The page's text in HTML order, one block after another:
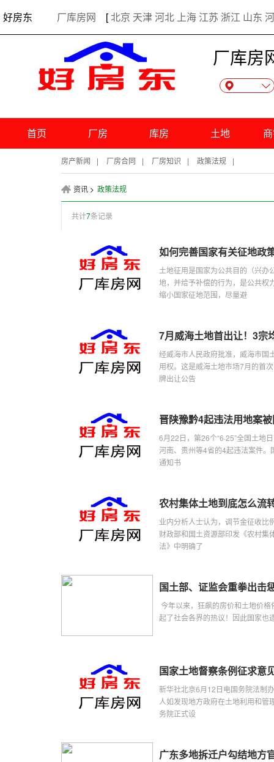
好房东 厂库房网 [北京 天津河北 上海 江苏 浙江 山东
出租厂房 • 需求发布 •个人信息管理
厂库房
首页 厂房 库房 土地
房产新闻 | 厂房合同 | 厂房知识 | 政策法规 |
资讯 > 政策法规
共计7条记录
如何完善国家有关征地政
土地征用是国家为公共目的（兴办
地，并给予补偿的行为，是公共权
缩小国家征地范围，尽量避
7月威海土地首出让！3宗
经威海市人民政府批准，威海市国
用权。这是威海土地市场7月的首
牌出让公告
晋陕豫黔4起违法用地案
6月22日，第26个“6·25”全国土地
河南、贵州等4省的4起违法案件
通知书
农村集体土地到底怎么流
业内分析人士认为，调节金征收比
财政部和国土资源部印发《农村集
法》中明确了
国土部、证监会重拳出击
今年以来，狂飙的房价和土地价
起了社会各界的热议！因此国家
国家土地督察条例征求意
新华社北京6月12日电国务院法制
人如发现地方政府在土地利用和
务院正式设
广东多地拆迁户勾结地方